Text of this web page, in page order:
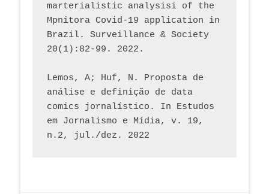
marterialistic analysisi of the
Mpnitora Covid-19 application in
Brazil. Surveillance & Society
20(1):82-99. 2022.
Lemos, A; Huf, N. Proposta de
análise e definição de data
comics jornalístico. In Estudos
em Jornalismo e Mídia, v. 19,
n.2, jul./dez. 2022